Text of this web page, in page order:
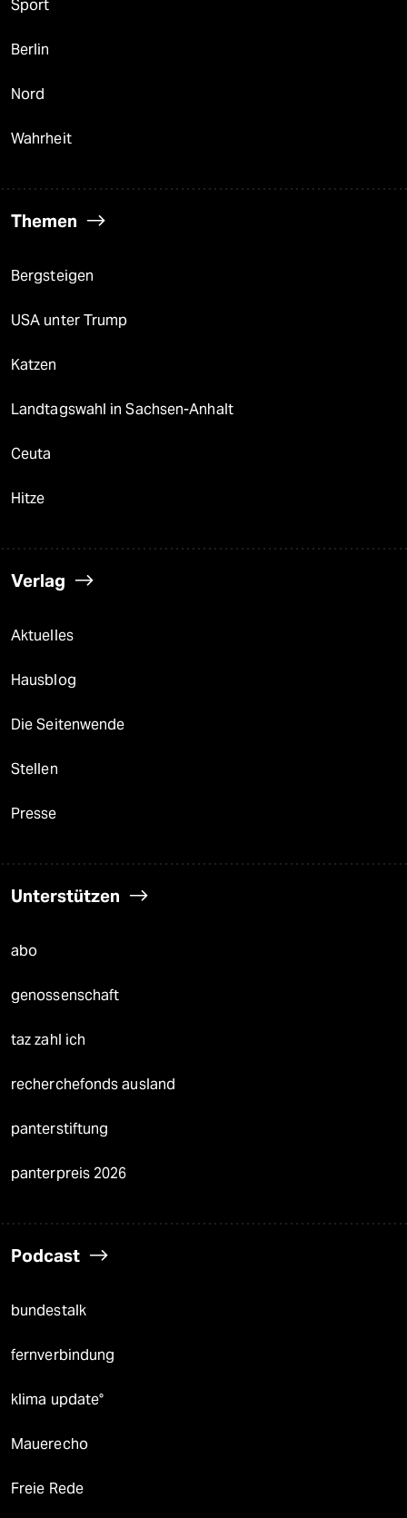
Sport
Berlin
Nord
Wahrheit
Themen
Bergsteigen
USA unter Trump
Katzen
Landtagswahl in Sachsen-Anhalt
Ceuta
Hitze
Verlag
Aktuelles
Hausblog
Die Seitenwende
Stellen
Presse
Unterstützen
abo
genossenschaft
taz zahl ich
recherchefonds ausland
panterstiftung
panterpreis 2026
Podcast
bundestalk
fernverbindung
klima update°
Mauerecho
Freie Rede